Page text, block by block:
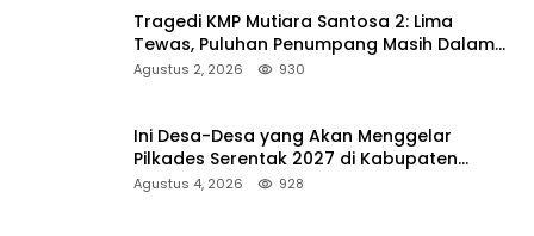
Tragedi KMP Mutiara Santosa 2: Lima
Tewas, Puluhan Penumpang Masih Dalam
Pencarian
Agustus 2, 2026 930
Ini Desa-Desa yang Akan Menggelar
Pilkades Serentak 2027 di Kabupaten
Sumenep
Agustus 4, 2026 928